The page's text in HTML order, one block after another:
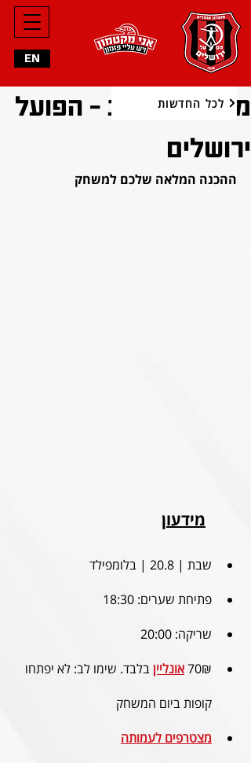
EN
מכבי תל אביב - הפועל
ירושלים
ההכנה המלאה שלכם למשחק
מידעון
שבת | 20.8 | בלומפילד
פתיחת שערים: 18:30
שריקה: 20:00
70₪ אונלייןבלבד. שימו לב: לא יפתחו
קופות ביום המשחק⁩
מצטרפים לעמותה
לכל החדשות